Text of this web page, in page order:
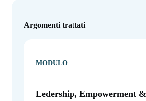
Argomenti trattati
MODULO
Ledership, Empowerment &